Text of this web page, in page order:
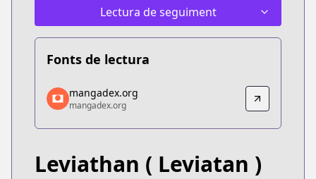
Lectura de seguiment
Fonts de lectura
mangadex.org
mangadex.org
https://mangadex.org/title/274a8e39-71a8-4bd2-
mangadex.org
mangadex.org
Leviathan ( Leviatan )